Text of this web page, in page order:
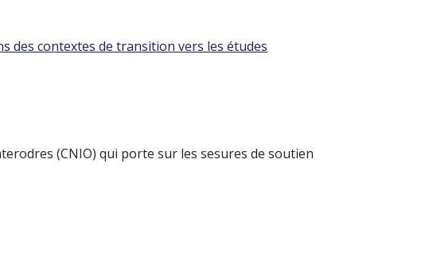
des contextes de transition vers les études
(CNIO) qui porte sur les sesures de soutien